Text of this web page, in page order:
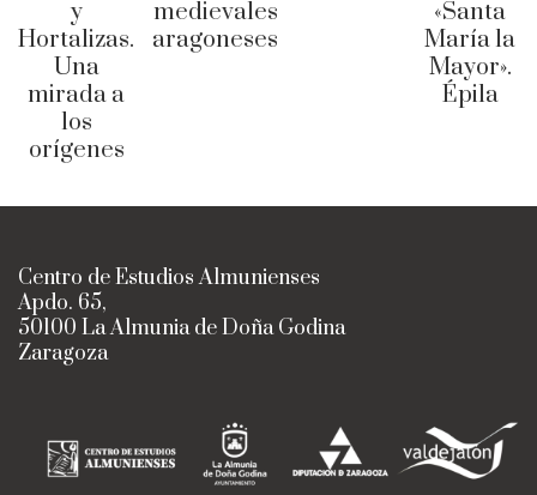
y
Hortalizas.
Una
mirada a
los
orígenes
medievales
aragoneses
«Santa
María la
Mayor».
Épila
Centro de Estudios Almunienses
Apdo. 65,
50100 La Almunia de Doña Godina
Zaragoza